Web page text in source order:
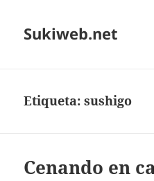
Sukiweb.net
Etiqueta:sushigo
Cenando en